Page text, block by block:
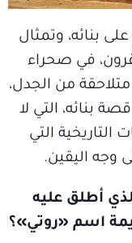
أكثر من 4500 عام على بنائه، وتمثال
في صحراء
متلاحقة من الجدل،
بنائه، التي لا
التاريخية التي
وجه اليقين.
أطلق عليه
اسم «روتي»؟